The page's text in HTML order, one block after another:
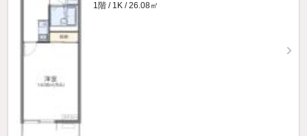
1階 / 1K / 26.08㎡